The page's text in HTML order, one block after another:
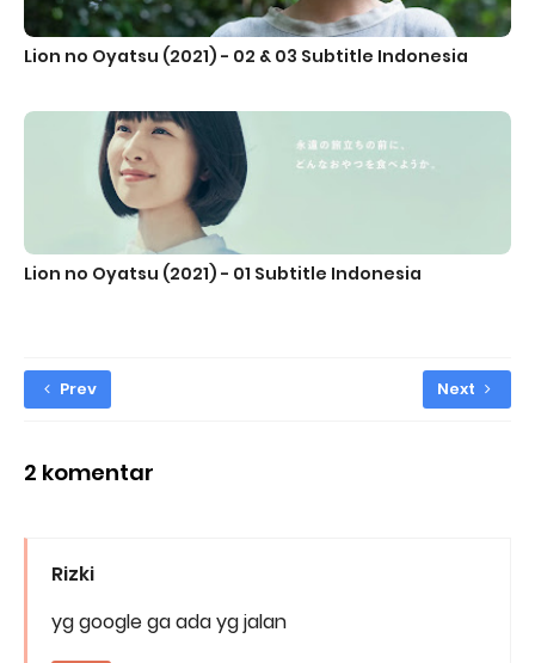
Lion no Oyatsu (2021) - 02 & 03 Subtitle Indonesia
Lion no Oyatsu (2021) - 01 Subtitle Indonesia
Prev Next
2 komentar
Rizki
yg google ga ada yg jalan